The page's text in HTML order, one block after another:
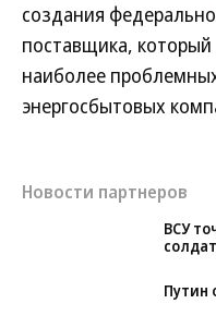
создания
поставщика,
наиболее
энергосбытовых
Новости партнеров
ВСУ
солдат